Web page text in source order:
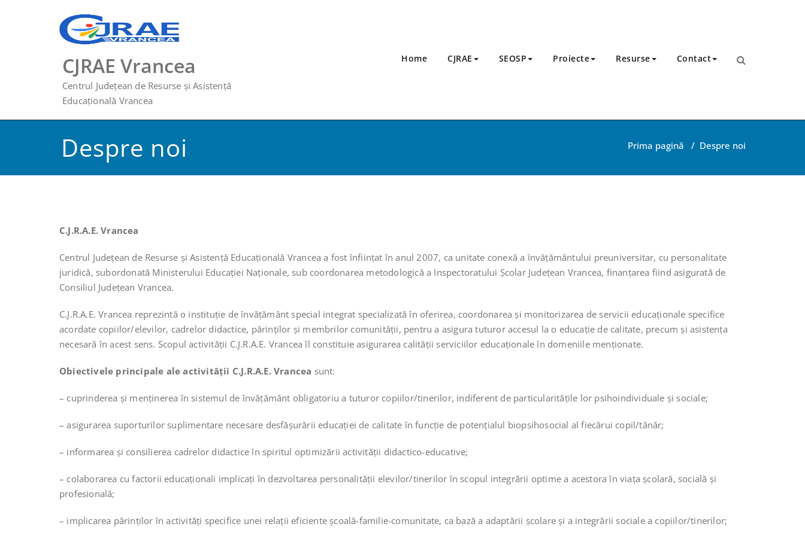
CJRAE Vrancea
Centrul Județean de Resurse și Asistență
Educațională Vrancea
Home CJRAE SEOSP Proiecte Resurse Contact
Despre noi Prima pagină / Despre noi
C.J.R.A.E. Vrancea
Centrul Județean de Resurse şi Asistență Educaţională Vrancea a fost înființat în anul 2007, ca unitate conexă a învățământului preuniversitar, cu personalitate
juridică, subordonată Ministerului Educației Naționale, sub coordonarea metodologică a Inspectoratului Școlar Județean Vrancea, finanțarea fiind asigurată de
Consiliul Județean Vrancea.
C.J.R.A.E. Vrancea reprezintă o instituție de învățământ special integrat specializată în oferirea, coordonarea şi monitorizarea de servicii educaționale specifice
acordate copiilor/elevilor, cadrelor didactice, părinţilor şi membrilor comunității, pentru a asigura tuturor accesul la o educaţie de calitate, precum şi asistența
necesară în acest sens. Scopul activității C.J.R.A.E. Vrancea îl constituie asigurarea calității serviciilor educaționale în domeniile menționate.
Obiectivele principale ale activității C.J.R.A.E. Vrancea sunt:
– cuprinderea şi menținerea în sistemul de învățământ obligatoriu a tuturor copiilor/tinerilor, indiferent de particularitățile lor psihoindividuale şi sociale;
– asigurarea suporturilor suplimentare necesare desfășurării educației de calitate în funcție de potențialul biopsihosocial al fiecărui copil/tânăr;
– informarea şi consilierea cadrelor didactice în spiritul optimizării activității didactico-educative;
– colaborarea cu factorii educaționali implicați în dezvoltarea personalității elevilor/tinerilor în scopul integrării optime a acestora în viața școlară, socială şi
profesională;
– implicarea părinţilor în activități specifice unei relații eficiente școală-familie-comunitate, ca bază a adaptării școlare şi a integrării sociale a copiilor/tinerilor;